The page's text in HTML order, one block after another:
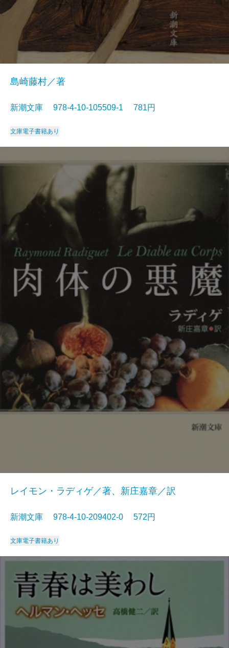
島崎藤村／著
新潮文庫 978-4-10-105509-1 781円
文庫電子書籍あり
レイモン・ラディゲ／著、新庄嘉章／訳
新潮文庫 978-4-10-209402-0 572円
文庫電子書籍あり